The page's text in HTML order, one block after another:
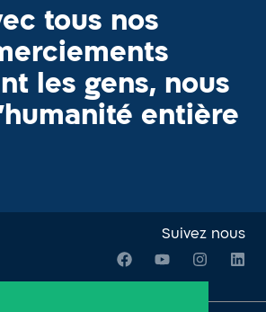
tous nos
les gens, nous
entière
Suivez nous